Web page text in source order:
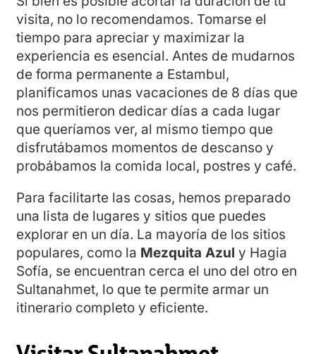
visita, no lo recomendamos. Tomarse el
tiempo para apreciar y maximizar la
experiencia es esencial. Antes de mudarnos
de forma permanente a Estambul,
planificamos unas vacaciones de 8 días que
nos permitieron dedicar días a cada lugar
que queríamos ver, al mismo tiempo que
disfrutábamos momentos de descanso y
probábamos la comida local, postres y café.
Para facilitarte las cosas, hemos preparado
una lista de lugares y sitios que puedes
explorar en un día. La mayoría de los sitios
populares, como la Mezquita Azul y Hagia
Sofía, se encuentran cerca el uno del otro en
Sultanahmet, lo que te permite armar un
itinerario completo y eficiente.